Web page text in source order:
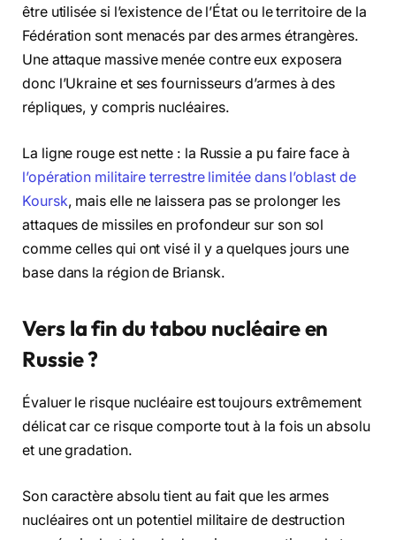
être utilisée si l’existence de l’État ou le territoire de la
Fédération sont menacés par des armes étrangères.
Une attaque massive menée contre eux exposera
donc l’Ukraine et ses fournisseurs d’armes à des
répliques, y compris nucléaires.
La ligne rouge est nette : la Russie a pu faire face à
l’opération militaire terrestre limitée dans l’oblast de
Koursk, mais elle ne laissera pas se prolonger les
attaques de missiles en profondeur sur son sol
comme celles qui ont visé il y a quelques jours une
base dans la région de Briansk.
Vers la fin du tabou nucléaire en
Russie ?
Évaluer le risque nucléaire est toujours extrêmement
délicat car ce risque comporte tout à la fois un absolu
et une gradation.
Son caractère absolu tient au fait que les armes
nucléaires ont un potentiel militaire de destruction